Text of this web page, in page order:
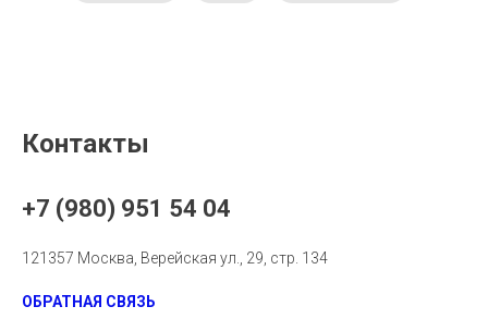
Контакты
+7 (980) 951 54 04
121357 Москва, Верейская ул., 29, стр. 134
ОБРАТНАЯ СВЯЗЬ